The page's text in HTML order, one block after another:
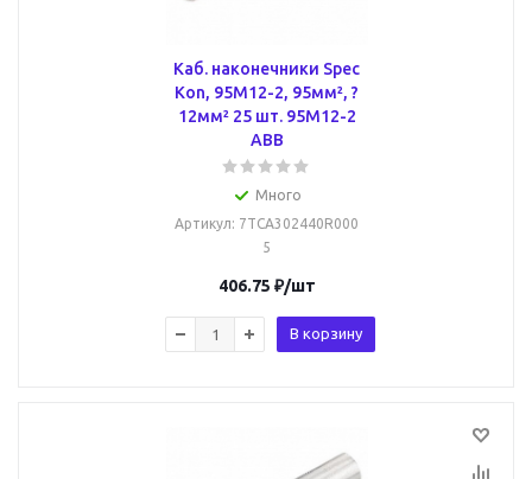
Каб. наконечники Spec
Kon, 95M12-2, 95мм², ?
12мм² 25 шт. 95M12-2
ABB
Много
Артикул: 7TCA302440R000
5
406.75 ₽/шт
В корзину